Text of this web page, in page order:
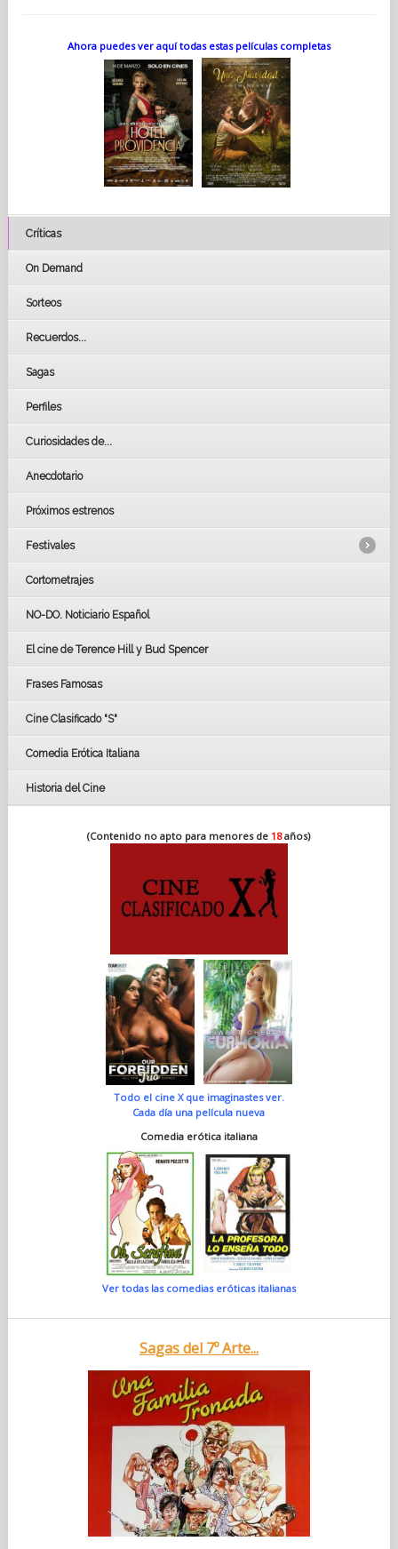
Ahora puedes ver aquí todas estas películas completas
Críticas
On Demand
Sorteos
Recuerdos...
Sagas
Perfiles
Curiosidades de...
Anecdotario
Próximos estrenos
Festivales
LOS OSCARS
GOYAS
BAFTA
Cortometrajes
NO-DO. Noticiario Español
El cine de Terence Hill y Bud Spencer
Frases Famosas
Cine Clasificado "S"
Comedia Erótica Italiana
Historia del Cine
(Contenido no apto para menores de 18años)
Todo el cine X que imaginastes ver.
Cada día una película nueva
Comedia erótica italiana
Ver todas las comedias eróticas italianas
Sagas del 7º Arte...